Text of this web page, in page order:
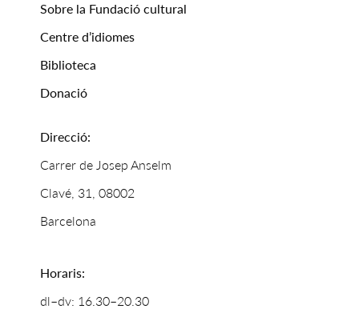
Sobre la Fundació cultural
Centre d’idiomes
Biblioteca
Donació
Direcció:
Carrer de Josep Anselm
Clavé, 31, 08002
Barcelona
Horaris:
dl–dv: 16.30–20.30